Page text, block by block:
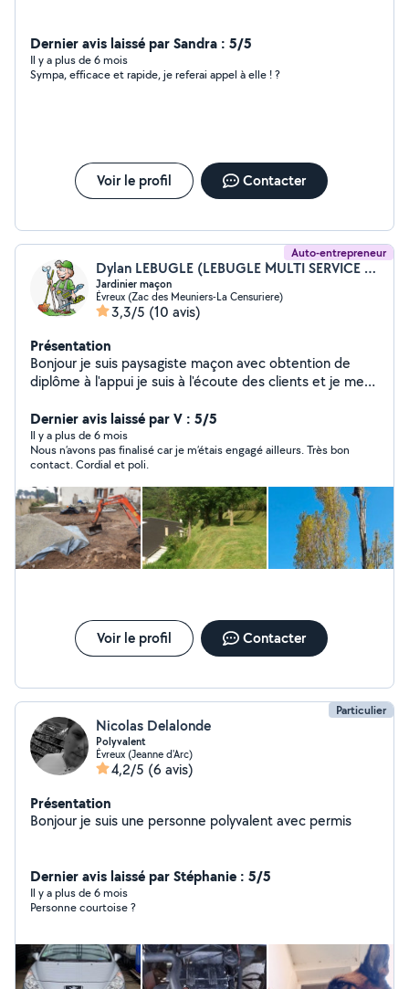
Dernier avis laissé par Sandra : 5/5
Il y a plus de 6 mois
Sympa, efficace et rapide, je referai appel à elle ! ?
Voir le profil Contacter
Auto-entrepreneur
Dylan LEBUGLE (LEBUGLE MULTI SERVICE DYLAN)
Jardinier maçon
Évreux (Zac des Meuniers-La Censuriere)
3,3/5 (10 avis)
Présentation
Bonjour je suis paysagiste maçon avec obtention de
diplôme à l'appui je suis à l'écoute des clients et je met
Dernier avis laissé par V : 5/5
Il y a plus de 6 mois
Nous n’avons pas finalisé car je m’étais engagé ailleurs. Très bon
contact. Cordial et poli.
Voir le profil Contacter
Particulier
Nicolas Delalonde
Polyvalent
Évreux (Jeanne d'Arc)
4,2/5 (6 avis)
Présentation
Bonjour je suis une personne polyvalent avec permis
Dernier avis laissé par Stéphanie : 5/5
Il y a plus de 6 mois
Personne courtoise ?